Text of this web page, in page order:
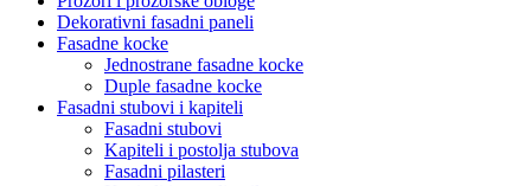
Dekorativni fasadni paneli
Fasadne kocke
Jednostrane fasadne kocke
Duple fasadne kocke
Fasadni stubovi i kapiteli
Fasadni stubovi
Kapiteli i postolja stubova
Fasadni pilasteri